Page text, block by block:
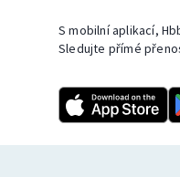
S mobilní aplikací,
Sledujte přímé